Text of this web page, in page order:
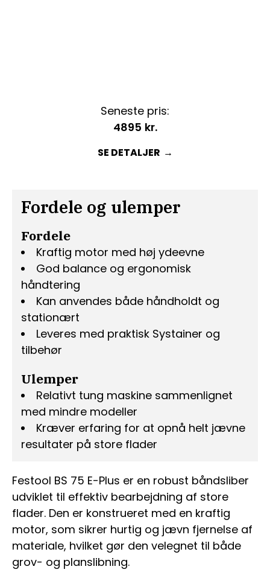
Festool BS 75 E-Plus er en robust båndsliber
udviklet til effektiv bearbejdning af store
flader. Den er konstrueret med en kraftig
motor, som sikrer hurtig og jævn fjernelse af
materiale, hvilket gør den velegnet til både
grov- og planslibning.
Fordele og ulemper
Fordele
Kraftig motor med høj ydeevne
God balance og ergonomisk
håndtering
Kan anvendes både håndholdt og
stationært
Leveres med praktisk Systainer og
tilbehør
Ulemper
Relativt tung maskine sammenlignet
med mindre modeller
Kræver erfaring for at opnå helt jævne
resultater på store flader
Seneste pris:
4895 kr.
SE DETALJER